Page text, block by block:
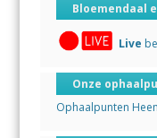
Bloemendaal
Live
Onze
Ophaalpunten